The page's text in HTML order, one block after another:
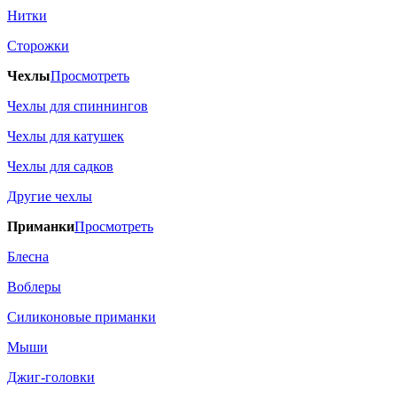
Нитки
Сторожки
ЧехлыПросмотреть
Чехлы для спиннингов
Чехлы для катушек
Чехлы для садков
Другие чехлы
ПриманкиПросмотреть
Блесна
Воблеры
Силиконовые приманки
Мыши
Джиг-головки